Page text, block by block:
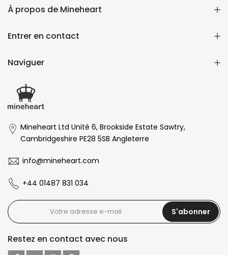
À propos de Mineheart
Entrer en contact
Naviguer
Mineheart Ltd Unité 6, Brookside Estate Sawtry,
Cambridgeshire PE28 5SB Angleterre
info@mineheart.com
+44 01487 831 034
S'abonner
Restez en contact avec nous